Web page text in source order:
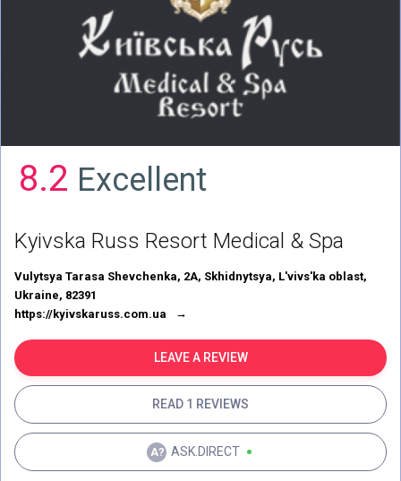
8.2 Excellent
Kyivska Russ Resort Medical & Spa
Vulytsya Tarasa Shevchenka, 2А, Skhidnytsya, L'vivs'ka oblast,
Ukraine, 82391
https://kyivskaruss.com.ua
LEAVE A REVIEW
READ 1 REVIEWS
ASK.DIRECT